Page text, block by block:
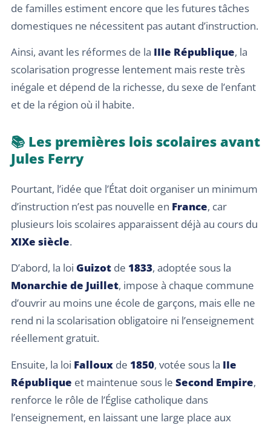
de familles estiment encore que les futures tâches
domestiques ne nécessitent pas autant d’instruction.
Ainsi, avant les réformes de la IIIe République, la
scolarisation progresse lentement mais reste très
inégale et dépend de la richesse, du sexe de l’enfant
et de la région où il habite.
📚 Les premières lois scolaires avant
Jules Ferry
Pourtant, l’idée que l’État doit organiser un minimum
d’instruction n’est pas nouvelle en France, car
plusieurs lois scolaires apparaissent déjà au cours du
XIXe siècle.
D’abord, la loi Guizot de 1833, adoptée sous la
Monarchie de Juillet, impose à chaque commune
d’ouvrir au moins une école de garçons, mais elle ne
rend ni la scolarisation obligatoire ni l’enseignement
réellement gratuit.
Ensuite, la loi Falloux de 1850, votée sous la IIe
République et maintenue sous le Second Empire,
renforce le rôle de l’Église catholique dans
l’enseignement, en laissant une large place aux